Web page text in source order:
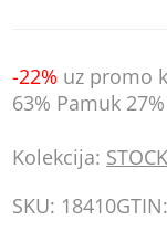
-22% uz promo
63% Pamuk
Kolekcija:
SKU: 18410GTIN: